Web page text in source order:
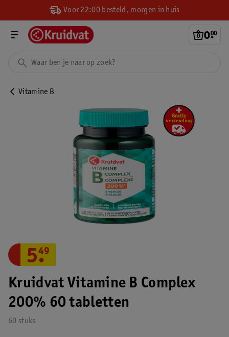
Voor 22:00 besteld, morgen in huis
0.
00
Vitamine B
Kruidvat Vitamine B Complex
200% 60 tabletten
60 stuks
5.
49